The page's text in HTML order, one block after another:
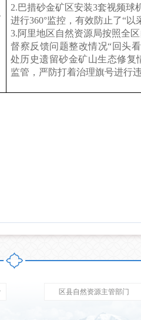
2.巴措砂金矿区安装3套视频球
进行360°监控，有效防止了“以
3.阿里地区自然资源局按照全区
督察反馈问题整改情况“回头看
处历史遗留砂金矿山生态修复
监管，严防打着治理旗号进行
区县自然资源主管部门